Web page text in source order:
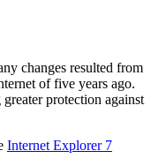
changes resulted from
of five years ago.
protection against
Internet Explorer 7